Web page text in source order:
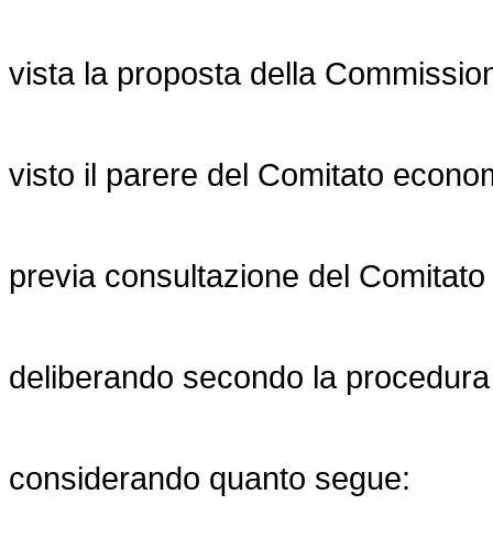
vista la proposta della
visto il parere del Comitato
previa consultazione del
deliberando secondo la
considerando quanto segue: